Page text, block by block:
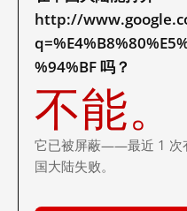
http://
%94%BF 吗？
不能。
它已被屏蔽——最近 1 次
国大陆失败。